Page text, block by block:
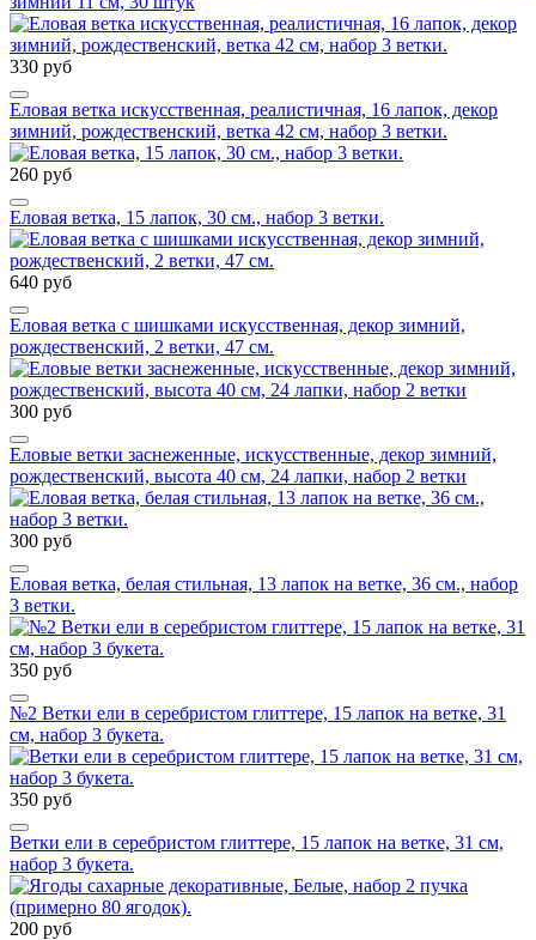
330 руб
Еловая ветка искусственная, реалистичная, 16 лапок, декор
зимний, рождественский, ветка 42 см, набор 3 ветки.
260 руб
Еловая ветка, 15 лапок, 30 см., набор 3 ветки.
640 руб
Еловая ветка с шишками искусственная, декор зимний,
рождественский, 2 ветки, 47 см.
300 руб
Еловые ветки заснеженные, искусственные, декор зимний,
рождественский, высота 40 см, 24 лапки, набор 2 ветки
300 руб
Еловая ветка, белая стильная, 13 лапок на ветке, 36 см., набор
3 ветки.
350 руб
№2 Ветки ели в серебристом глиттере, 15 лапок на ветке, 31
см, набор 3 букета.
350 руб
Ветки ели в серебристом глиттере, 15 лапок на ветке, 31 см,
набор 3 букета.
200 руб